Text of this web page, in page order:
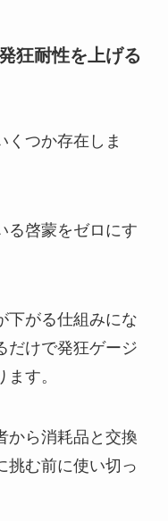
狂耐性を上げる
くつか存在しま
る啓蒙をゼロにす
下がる仕組みにな
だけで発狂ゲージ
す。
から消耗品と交換
挑む前に使い切っ